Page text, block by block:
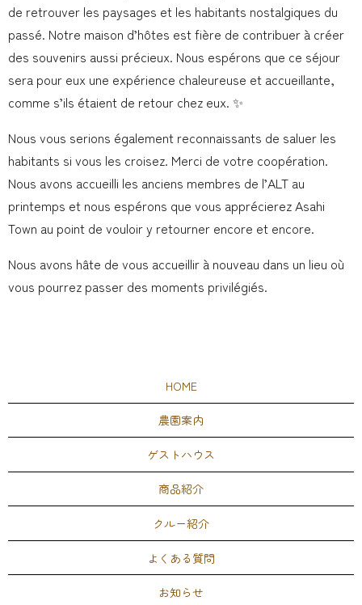
de retrouver les paysages et les habitants nostalgiques du
passé. Notre maison d’hôtes est fière de contribuer à créer
des souvenirs aussi précieux. Nous espérons que ce séjour
sera pour eux une expérience chaleureuse et accueillante,
comme s’ils étaient de retour chez eux. ✨
Nous vous serions également reconnaissants de saluer les
habitants si vous les croisez. Merci de votre coopération.
Nous avons accueilli les anciens membres de l’ALT au
printemps et nous espérons que vous apprécierez Asahi
Town au point de vouloir y retourner encore et encore.
Nous avons hâte de vous accueillir à nouveau dans un lieu où
vous pourrez passer des moments privilégiés.
HOME
農園案内
ゲストハウス
商品紹介
クルー紹介
よくある質問
お知らせ